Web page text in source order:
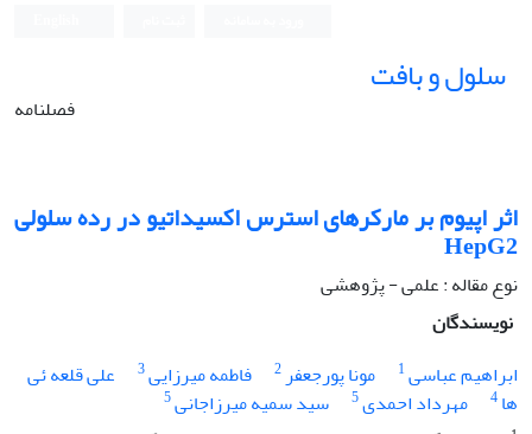
سلول و بافت
فصلنامه
اثر اپیوم بر مارکرهای استرس اکسیداتیو در رده سلولی
HepG2
نوع مقاله : علمی - پژوهشی
نویسندگان
ابراهیم عباسی1 مونا پورجعفر2 فاطمه میرزایی3
علی قلعه ئی
‫ها4 مهرداد احمدی5 سید سمیه میرزاجانی‬‬‬‬5